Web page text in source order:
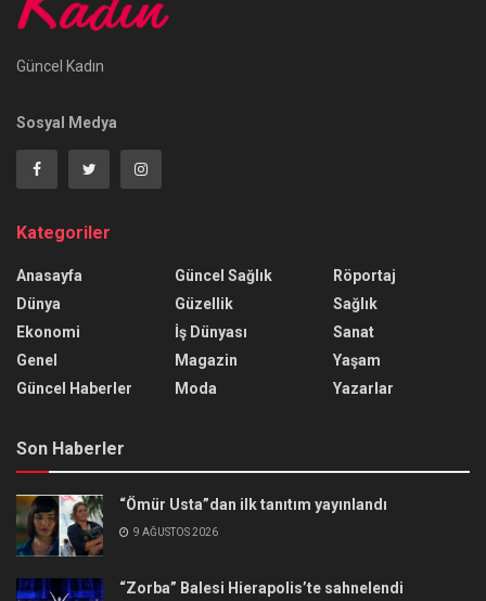
Güncel Kadın
Sosyal Medya
Kategoriler
Anasayfa
Dünya
Ekonomi
Genel
Güncel Haberler
Güncel Sağlık
Güzellik
İş Dünyası
Magazin
Moda
Röportaj
Sağlık
Sanat
Yaşam
Yazarlar
Son Haberler
“Ömür Usta”dan ilk tanıtım yayınlandı
9 AĞUSTOS 2026
“Zorba” Balesi Hierapolis’te sahnelendi